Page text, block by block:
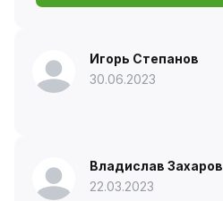
Игорь Степанов
30.06.2023
Владислав Захаров
22.03.2023